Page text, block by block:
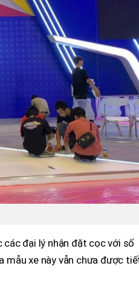
các đại lý nhận đặt cọc với số
mẫu xe này vẫn chưa được